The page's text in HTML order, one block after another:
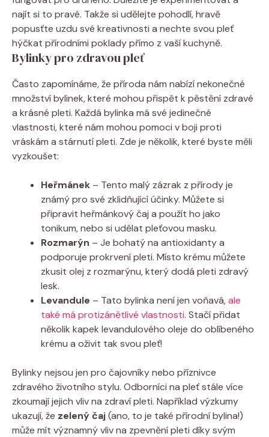
najít si to pravé. Takže si udělejte pohodlí, hravě
popusťte uzdu své kreativnosti a nechte svou pleť
hýčkat přírodními poklady přímo z vaší kuchyně.
Bylinky pro zdravou pleť
Často zapomínáme, že příroda nám nabízí nekonečné
množství bylinek, které mohou přispět k pěstění zdravé
a krásné pleti. Každá bylinka má své jedinečné
vlastnosti, které nám mohou pomoci v boji proti
vráskám a stárnutí pleti. Zde je několik, které byste měli
vyzkoušet:
Heřmánek – Tento malý zázrak z přírody je
známý pro své zklidňující účinky. Můžete si
připravit heřmánkový čaj a použít ho jako
tonikum, nebo si udělat pleťovou masku.
Rozmarýn – Je bohatý na antioxidanty a
podporuje prokrvení pleti. Místo krému můžete
zkusit olej z rozmarýnu, který dodá pleti zdravý
lesk.
Levandule – Tato bylinka není jen voňavá,ale
také má protizánětlivé vlastnosti. Stačí přidat
několik kapek levandulového oleje do oblíbeného
krému a oživit tak svou pleť!
Bylinky nejsou jen pro čajovníky nebo příznivce
zdravého životního stylu. Odborníci na pleť stále více
zkoumají jejich vliv na zdraví pleti. Například výzkumy
ukazují, že zelený čaj(ano, to je také přírodní bylina!)
může mít významný vliv na zpevnění pleti díky svým